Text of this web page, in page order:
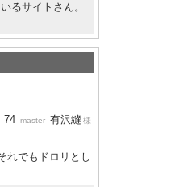
るサイトさん。
74 master 有沢縫 様
れでもドロリとし